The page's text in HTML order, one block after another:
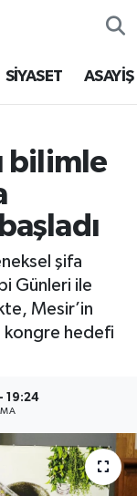
SİYASET ASAYİŞ
bilimle
şifa
Günleri ile
Mesir’in
kongre hedefi
19:24